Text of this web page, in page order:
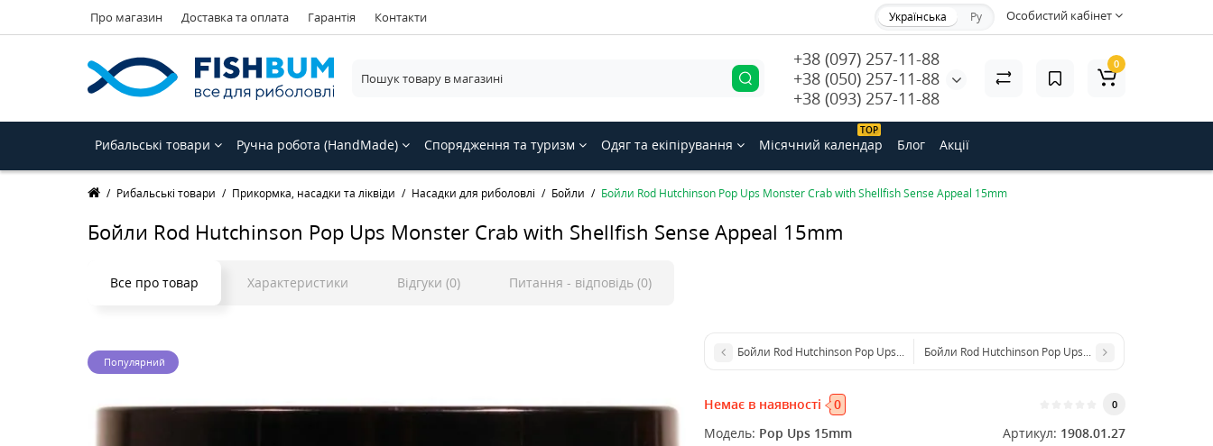
Про магазин Доставка та оплата Гарантія Контакти Особистий кабінет
Українська Ру
+38 (097) 257-11-88
+38 (050) 257-11-88
+38 (093) 257-11-88
0
Рибальські товари Ручна робота (HandMade) Спорядження та туризм Одяг та екіпірування
ТОP
Місячний календар Блог Акції
Рибальські товари Прикормка, насадки та ліквіди Насадки для риболовлі Бойли Бойли Rod Hutchinson Pop Ups Monster Crab with Shellfish Sense Appeal 15mm
Бойли Rod Hutchinson Pop Ups Monster Crab with Shellfish Sense Appeal 15mm
Все про товар Характеристики Відгуки (0) Питання - відповідь (0)
Популярний
Бойли Rod Hutchinson Pop Ups Megaspice with Natural Ultimate Spice Blend 15mm
Бойли Rod Hutchinson Pop Ups Mulberry Florentine with
Немає в наявності 0 0
Модель: Pop Ups 15mm Артикул: 1908.01.27